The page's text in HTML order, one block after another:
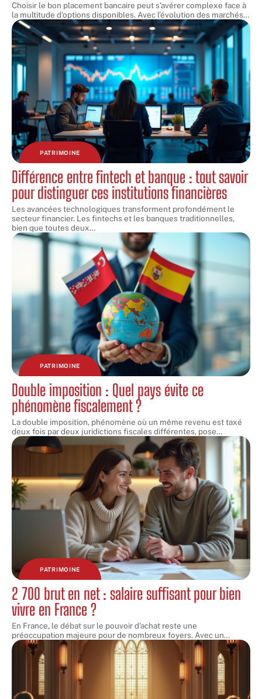
Choisir le bon placement bancaire peut s'avérer complexe face à
la multitude d'options disponibles. Avec l'évolution des marchés…
PATRIMOINE
Différence entre fintech et banque : tout savoir
pour distinguer ces institutions financières
Les avancées technologiques transforment profondément le
secteur financier. Les fintechs et les banques traditionnelles,
bien que toutes deux…
PATRIMOINE
Double imposition : Quel pays évite ce
phénomène fiscalement ?
La double imposition, phénomène où un même revenu est taxé
deux fois par deux juridictions fiscales différentes, pose…
PATRIMOINE
2 700 brut en net : salaire suffisant pour bien
vivre en France ?
En France, le débat sur le pouvoir d'achat reste une
préoccupation majeure pour de nombreux foyers. Avec un…